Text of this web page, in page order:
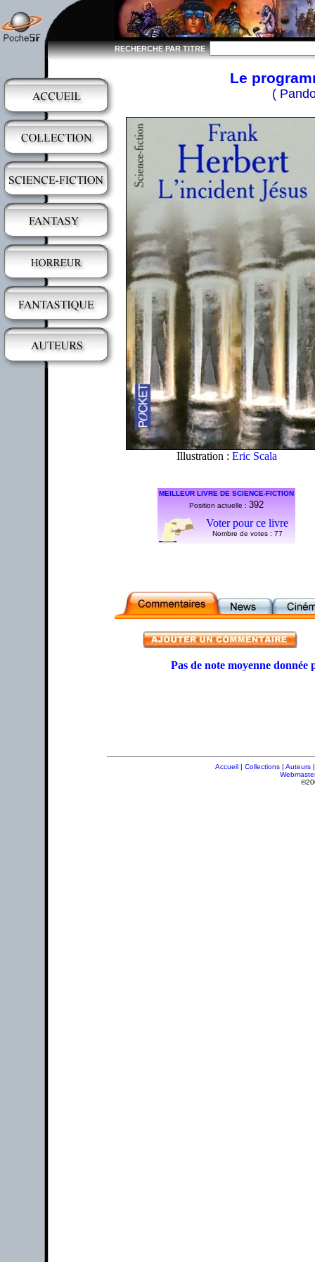
RECHERCHE PAR TITRE
Le
(
Illustration : Eric Scala
MEILLEUR LIVRE DE SCIENCE-FICTION
Position actuelle : 392
Voter pour ce livre
Nombre de votes : 77
Pas de note moyenne
Accueil | Collections | Auteurs